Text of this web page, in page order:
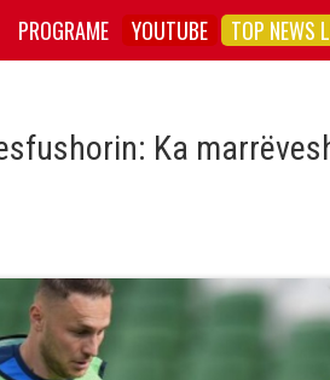
PROGRAME YOUTUBE TOP NEWS
Ka